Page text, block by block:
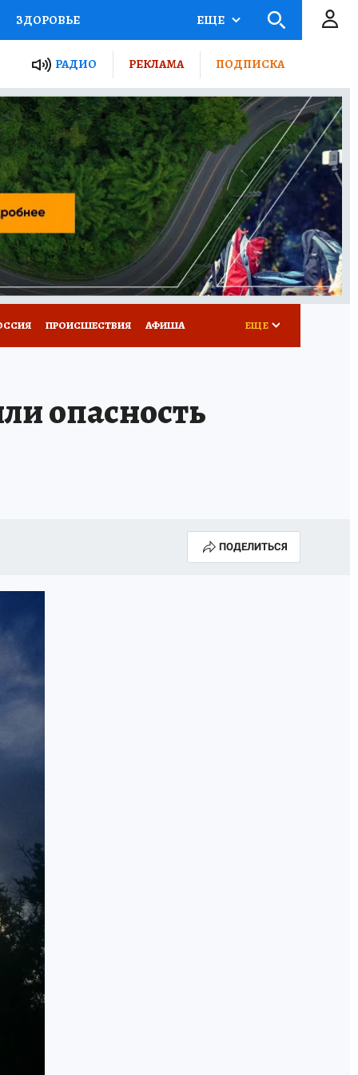
ЗДОРОВЬЕ
РОССИИ
ПУТЕВОДИТЕЛЬ
ТУРИЗМ
ПОТРЕБИТЕЛЯ ВСЕ О КП
ЕЩЕ
РАДИО РЕКЛАМА ПОДПИСКА
ПРОИСШЕСТВИЯ АФИША ЕЩЕ
опасность
ПОДЕЛИТЬСЯ